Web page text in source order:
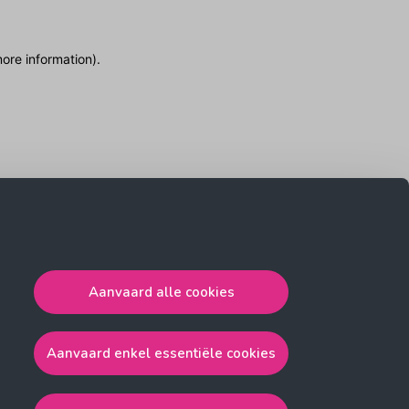
Aanvaard alle cookies
Aanvaard enkel essentiële cookies
information).